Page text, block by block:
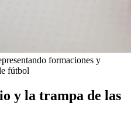
formaciones y
fútbol
y la trampa de las